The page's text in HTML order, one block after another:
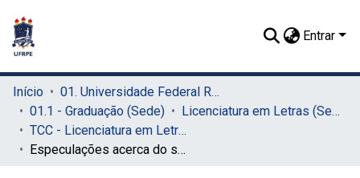
Entrar
Início
01. Universidade Federal Rural de Pernambuco - UFRPE (Sede)
01.1 - Graduação (Sede)
Licenciatura em Letras (Sede)
TCC - Licenciatura em Letras (Sede)
Especulações acerca do ser em A Paixão Segundo G.H.: encontro e dissolução